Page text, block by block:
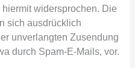
widersprochen. Die
sich ausdrücklich
unverlangten Zusendung
durch Spam-E-Mails, vor.